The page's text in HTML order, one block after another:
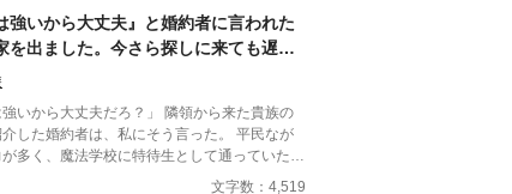
強いから大丈夫』と婚約者に言われた
を出ました。今さら探しに来ても遅い
から大丈夫だろ？」 隣領から来た貴族の
した婚約者は、私にそう言った。 平民なが
が多く、魔法学校に特待生として通っていた私
中に領主の息子に見初められた。 「君の力
文字数：4,519